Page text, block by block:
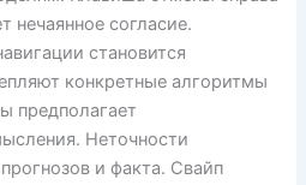
нечаянное согласие.
становится
конкретные алгоритмы
предполагает
Неточности
и факта. Свайп